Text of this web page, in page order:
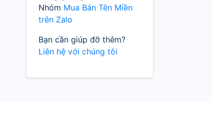
Nhóm Mua Bán Tên Miền
trên Zalo
Bạn cần giúp đỡ thêm?
Liên hệ với chúng tôi